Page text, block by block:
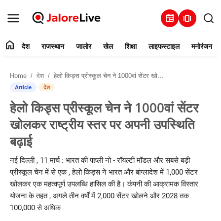
newspaper amp_stories
संपर्क करें
देश
राजस्थान
जालोर
खेल
शिक्षा
home देश राजस्थान जालोर खेल शिक्षा लाइफस्टाइल मनोरंजन
Home देश हेलो किड्स प्रीस्कूल चेन ने 1000वां सेंटर खोलकर राष्ट्रीय स्तर पर अपनी उपस्थिति बढ़ाई
Article देश
हेलो किड्स प्रीस्कूल चेन ने 1000वां सेंटर
खोलकर राष्ट्रीय स्तर पर अपनी उपस्थिति
बढ़ाई
नई दिल्ली , 11 मार्च : भारत की पहली नो - रॉयल्टी मॉडल और सबसे बड़ी
प्रीस्कूल चेन में से एक , हेलो किड्स ने भारत और बांग्लादेश में 1,000 सेंटर
खोलकर एक महत्वपूर्ण उपलब्धि हासिल की है। कंपनी की आक्रामक विस्तार
योजना के तहत , अगले तीन वर्षों में 2,000 सेंटर खोलने और 2028 तक
100,000 से अधिक